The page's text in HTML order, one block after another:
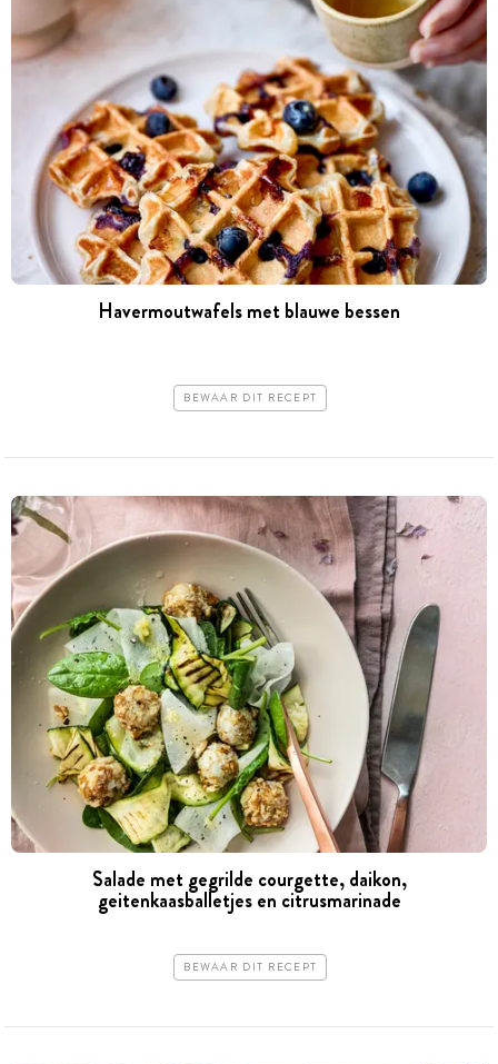
Havermoutwafels met blauwe bessen
BEWAAR DIT RECEPT
Salade met gegrilde courgette, daikon,
geitenkaasballetjes en citrusmarinade
BEWAAR DIT RECEPT